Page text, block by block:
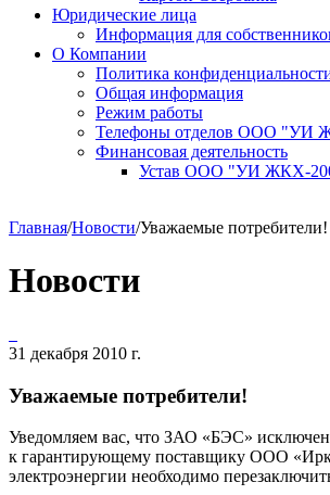
Юридические лица
Информация для
О Компании
Политика
Общая информация
Режим работы
Телефоны отделов ООО "УИ
Финансовая деятельность
Устав ООО "УИ ЖКХ-
Главная/Новости/Уважаемые потребители!
Новости
31 декабря 2010 г.
Уважаемые потребители!
Уведомляем вас, что ЗАО «БЭС»
к гарантирующему поставщику ООО
электроэнергии необходимо